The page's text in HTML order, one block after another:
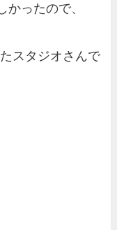
ったので、
スタジオさんで